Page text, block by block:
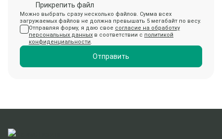
Прикрепить файл
Можно выбрать сразу несколько файлов. Сумма всех
загружаемых файлов не должна превышать 5 мегабайт по весу.
Отправляя форму, я даю свое согласие на обработку
персональных данных в соответствии с политикой
конфиденциальности.
Отправить